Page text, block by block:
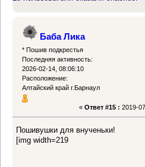
Баба Лика
* Пошив подкрестья
Последняя активность:
2026-02-14, 08:06:10
Расположение:
Алтайский край г.Барнаул
« Ответ #15 : 2019-
Пошивушки для внученьки!
[img width=219